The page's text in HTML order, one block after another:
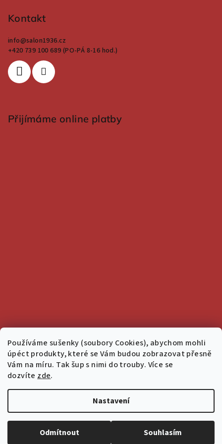
Používáme sušenky (soubory Cookies), abychom mohli
úpéct produkty, které se Vám budou zobrazovat přesně
Vám na míru. Tak šup s nimi do trouby. Více se
dozvíte zde.
Nastavení
Odmítnout Souhlasím
Kontakt
info@salon1936.cz
+420 739 100 689 (PO-PÁ 8-16 hod.)
Přijímáme online platby
nastavení cookies